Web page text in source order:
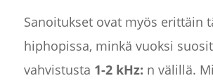
Sanoitukset ovat myös erittäin
hiphopissa, minkä vuoksi
vahvistusta 1-2 kHz: n välillä.